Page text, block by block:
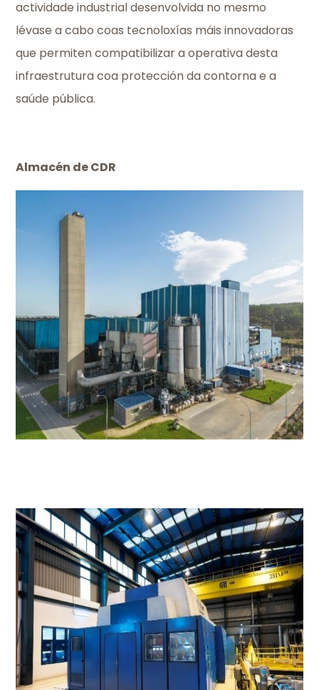
actividade industrial desenvolvida no mesmo
lévase a cabo coas tecnoloxías máis innovadoras
que permiten compatibilizar a operativa desta
infraestrutura coa protección da contorna e a
saúde pública.
Almacén de CDR